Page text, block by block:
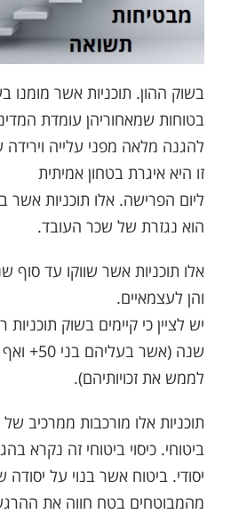
בשוק ההון. תוכניות אשר מומנו
בטוחות שמאחוריהן עומדת
להגנה מלאה מפני עלייה
זו היא איגרת בטחון אמיתית
ליום הפרישה. אלו תוכניות אשר
הוא נגזרת של שכר העובד.
והן לעצמאיים.
שנה (אשר
לממש את זכויותיהם).
תוכניות אלו מורכבות ממרכיב של
ביטוחי. כיסוי ביטוחי זה נקרא
יסודי. ביטוח אשר בנוי על
מהמבוטחים בטח חווה את